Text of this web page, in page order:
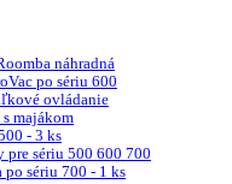
náhradná
po sériu 600
ovládanie
majákom
- 3 ks
sériu 500 600 700
sériu 700 - 1 ks